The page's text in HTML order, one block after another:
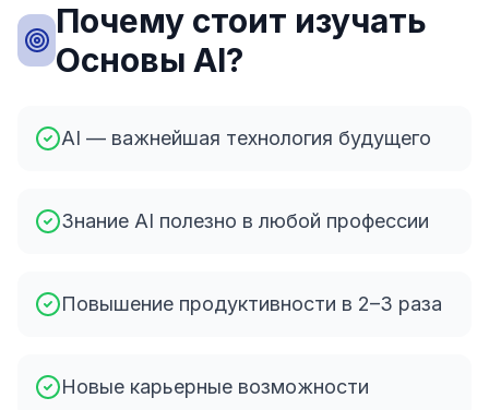
Почему стоит изучать
Основы AI?
AI — важнейшая технология будущего
Знание AI полезно в любой профессии
Повышение продуктивности в 2–3 раза
Новые карьерные возможности